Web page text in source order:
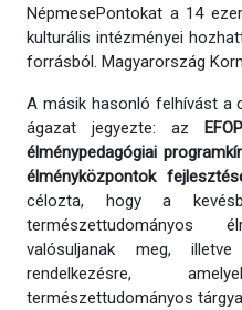
NépmesePontokat a 14
kulturális intézményei
forrásból. Magyarország
A másik hasonló felhívást a
ágazat jegyezte: az
élménypedagógiai
élményközpontok
célozta, hogy a
természettudományos
valósuljanak meg,
rendelkezésre,
természettudományos